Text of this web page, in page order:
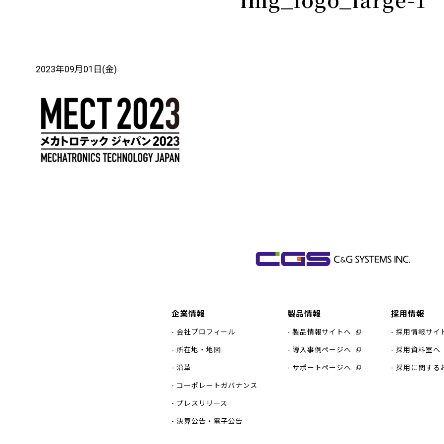
2023年09月01日(金)
企業情報
会社プロフィール
所在地・地図
沿革
コーポレートガバナンス
プレスリリース
決算公告・電子公告
製品情報
製品情報サイトへ
導入事例ページへ
サポートページへ
採用情報
採用情報サイ
採用資料室へ
採用に関する